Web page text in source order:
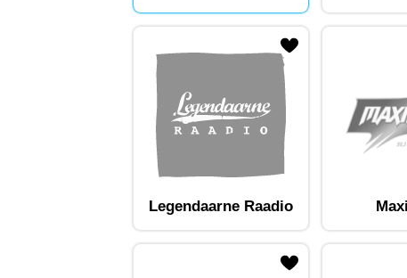
Legendaarne Raadio
Lisa raadiojaam lemmikute hulkaLisa
Lisa raadiojaam lemmikute hulkaLisa